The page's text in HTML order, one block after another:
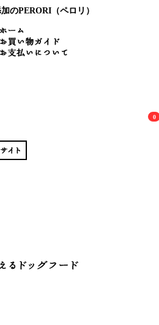
のPERORI（ペロリ）
0